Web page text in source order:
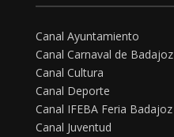
Canal Ayuntamiento
Canal Carnaval de Badajoz
Canal Cultura
Canal Deporte
Canal IFEBA Feria Badajoz
Canal Juventud